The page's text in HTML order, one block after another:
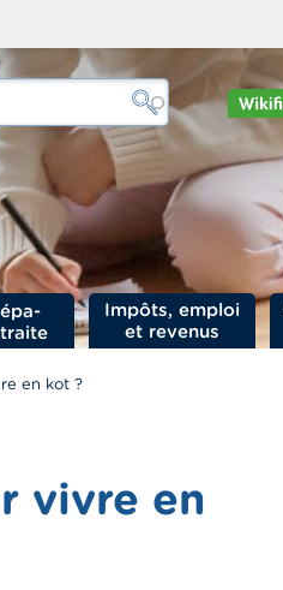
Impôts, emploi
et revenus
en kot ?
vivre en